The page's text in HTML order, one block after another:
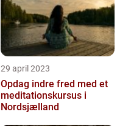
29 april 2023
Opdag indre fred med et
meditationskursus i
Nordsjælland